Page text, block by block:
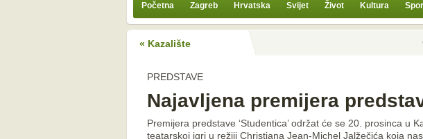
Početna Zagreb Hrvatska Svijet Život Kultura
« Kazalište Prethodna
PREDSTAVE
Najavljena premijera
Premijera predstave ‘Studentica’ održat će se 20. prosinca u
teatarskoj igri u režiji Christiana Jean-Michel Jalžečića koja